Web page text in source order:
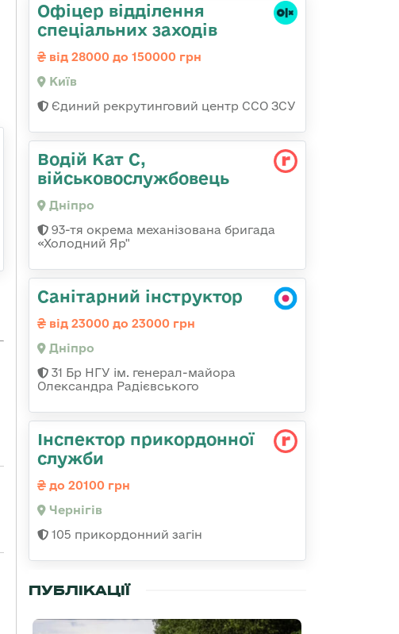
Офіцер відділення
спеціальних заходів
від 28000 до 150000 грн
Київ
Єдиний рекрутинговий центр ССО ЗСУ
Водій Кат С,
військовослужбовець
Дніпро
93-тя окрема механізована бригада
«Холодний Яр"
Санітарний інструктор
від 23000 до 23000 грн
Дніпро
31 Бр НГУ ім. генерал-майора
Олександра Радієвського
Інспектор прикордонної
служби
до 20100 грн
Чернігів
105 прикордонний загін
ПУБЛІКАЦІЇ